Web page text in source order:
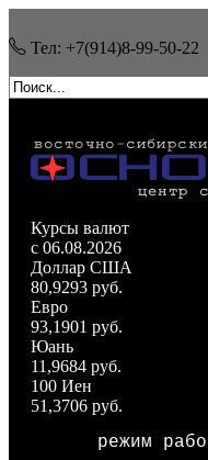
Тел: +7(914)8-99-50-22
Курсы валют
c 06.08.2026
Доллар США
80,9293 руб.
Евро
93,1901 руб.
Юань
11,9684 руб.
100 Иен
51,3706 руб.
режим